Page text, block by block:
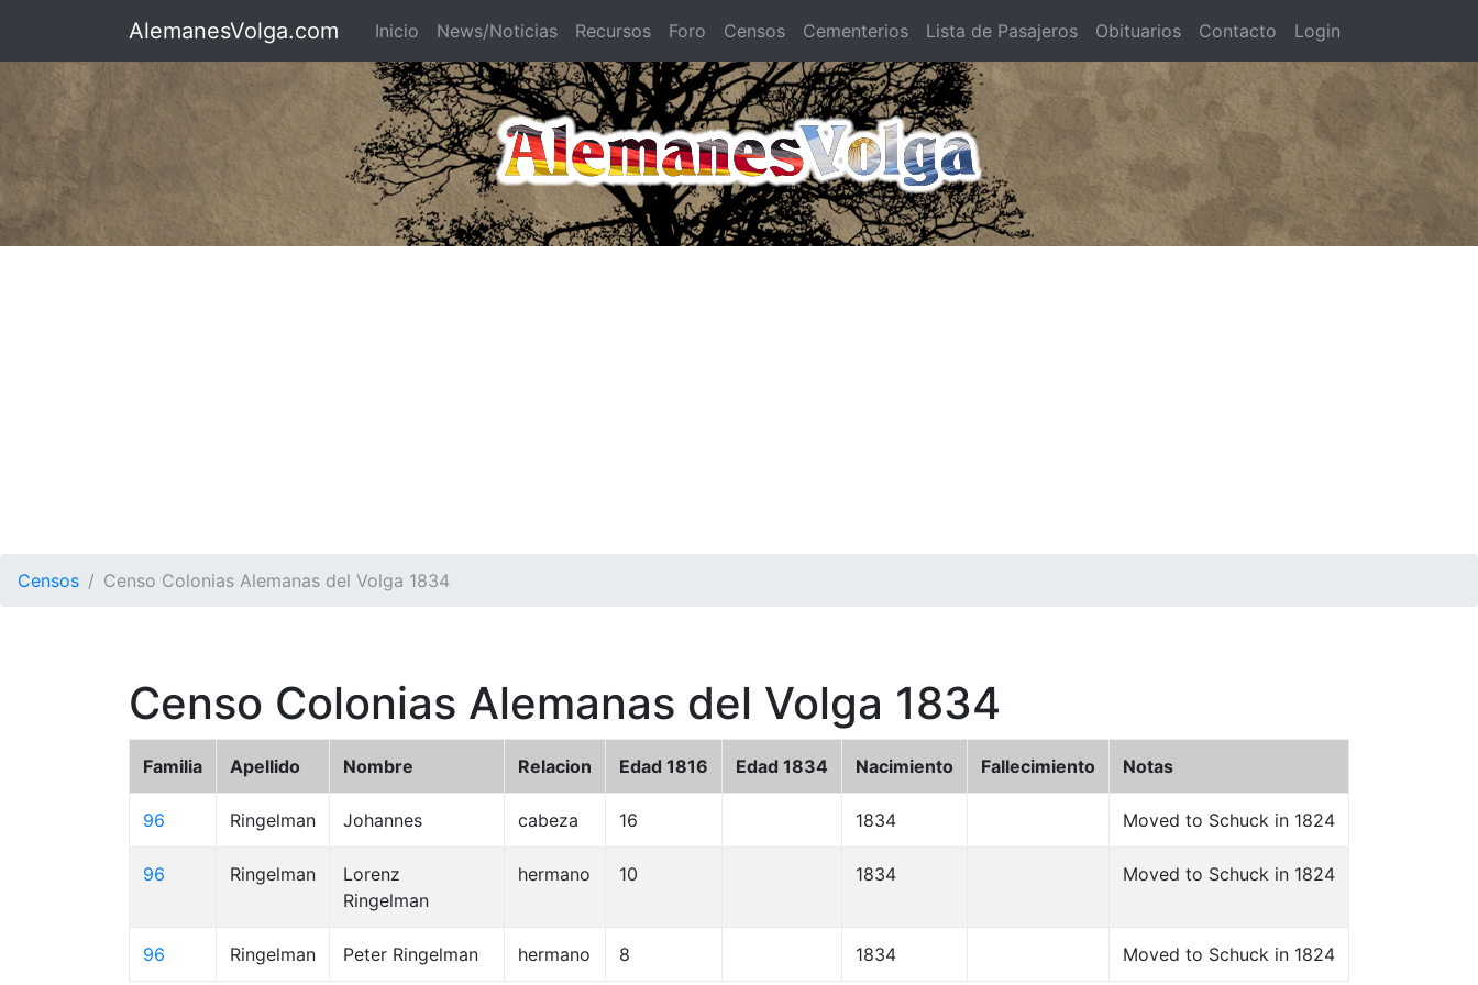
AlemanesVolga.com Inicio News/Noticias Recursos Foro Censos Cementerios Lista de Pasajeros Obituarios Contacto Login
Censos Censo Colonias Alemanas del Volga 1834
Censo Colonias Alemanas del Volga 1834
Familia Apellido Nombre Relacion Edad 1816 Edad 1834 Nacimiento Fallecimiento Notas
96 Ringelman Johannes cabeza 16 1834 Moved to Schuck in 1824
96 Ringelman
Lorenz
Ringelman
hermano 10 1834 Moved to Schuck in 1824
96 Ringelman Peter Ringelman hermano 8 1834 Moved to Schuck in 1824